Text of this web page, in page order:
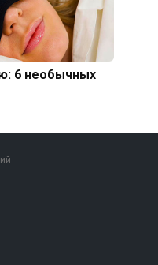
6 необычных